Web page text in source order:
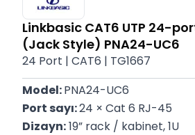
Linkbasic CAT6 UTP 24-
(Jack Style) PNA24-UC6
24 Port | CAT6 | TG1667
Model: PNA24-UC6
Port sayı: 24 × Cat 6 RJ-45
Dizayn: 19” rack / kabinet, 1U